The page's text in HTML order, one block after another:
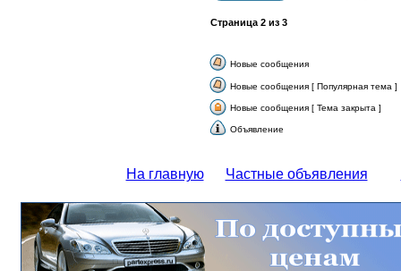
Страница 2из 3
Новые сообщения
Новые сообщения [ Популярная тема ]
Новые сообщения [ Тема закрыта ]
Объявление
На главную Частные объявления